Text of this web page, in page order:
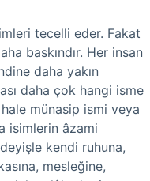
tecelli eder. Fakat
baskındır. Her insan
daha yakın
daha çok hangi isme
münasip ismi veya
isimlerin âzami
kendi ruhuna,
mesleğine,